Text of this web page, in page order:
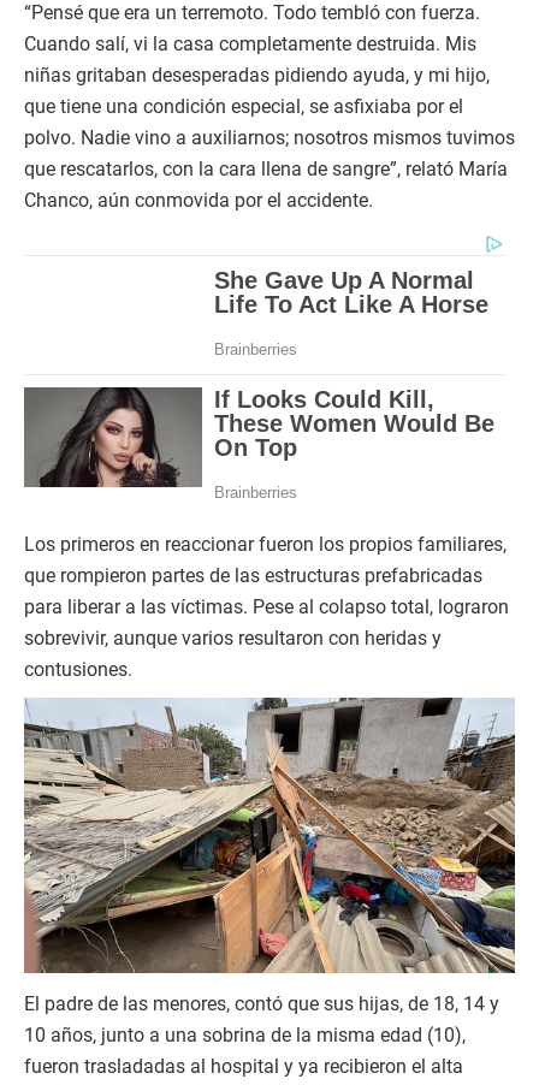
“Pensé que era un terremoto. Todo tembló con fuerza.
Cuando salí, vi la casa completamente destruida. Mis
niñas gritaban desesperadas pidiendo ayuda, y mi hijo,
que tiene una condición especial, se asfixiaba por el
polvo. Nadie vino a auxiliarnos; nosotros mismos tuvimos
que rescatarlos, con la cara llena de sangre”, relató María
Chanco, aún conmovida por el accidente.
Los primeros en reaccionar fueron los propios familiares,
que rompieron partes de las estructuras prefabricadas
para liberar a las víctimas. Pese al colapso total, lograron
sobrevivir, aunque varios resultaron con heridas y
contusiones.
El padre de las menores, contó que sus hijas, de 18, 14 y
10 años, junto a una sobrina de la misma edad (10),
fueron trasladadas al hospital y ya recibieron el alta